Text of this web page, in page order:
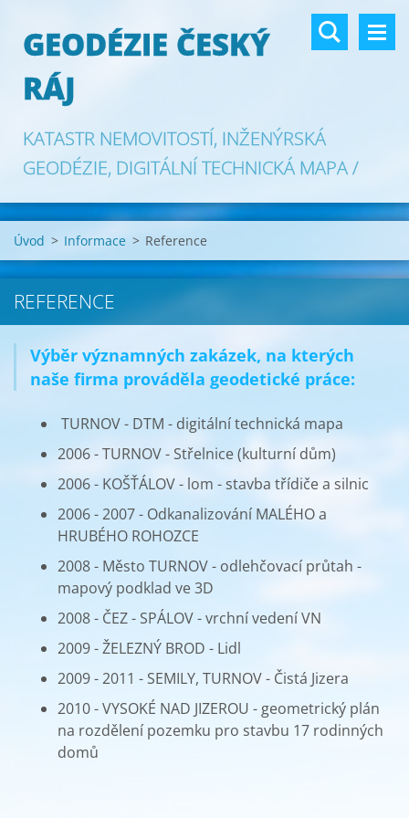
GEODÉZIE ČESKÝ
RÁJ
KATASTR NEMOVITOSTÍ, INŽENÝRSKÁ
GEODÉZIE, DIGITÁLNÍ TECHNICKÁ MAPA /
GAD DTM
Úvod > Informace > Reference
REFERENCE
Výběr významných zakázek, na kterých
naše firma prováděla geodetické práce:
TURNOV - DTM - digitální technická mapa
2006 - TURNOV - Střelnice (kulturní dům)
2006 - KOŠŤÁLOV - lom - stavba třídiče a silnic
2006 - 2007 - Odkanalizování MALÉHO a
HRUBÉHO ROHOZCE
2008 - Město TURNOV - odlehčovací průtah -
mapový podklad ve 3D
2008 - ČEZ - SPÁLOV - vrchní vedení VN
2009 - ŽELEZNÝ BROD - Lidl
2009 - 2011 - SEMILY, TURNOV - Čistá Jizera
2010 - VYSOKÉ NAD JIZEROU - geometrický plán
na rozdělení pozemku pro stavbu 17 rodinných
domů